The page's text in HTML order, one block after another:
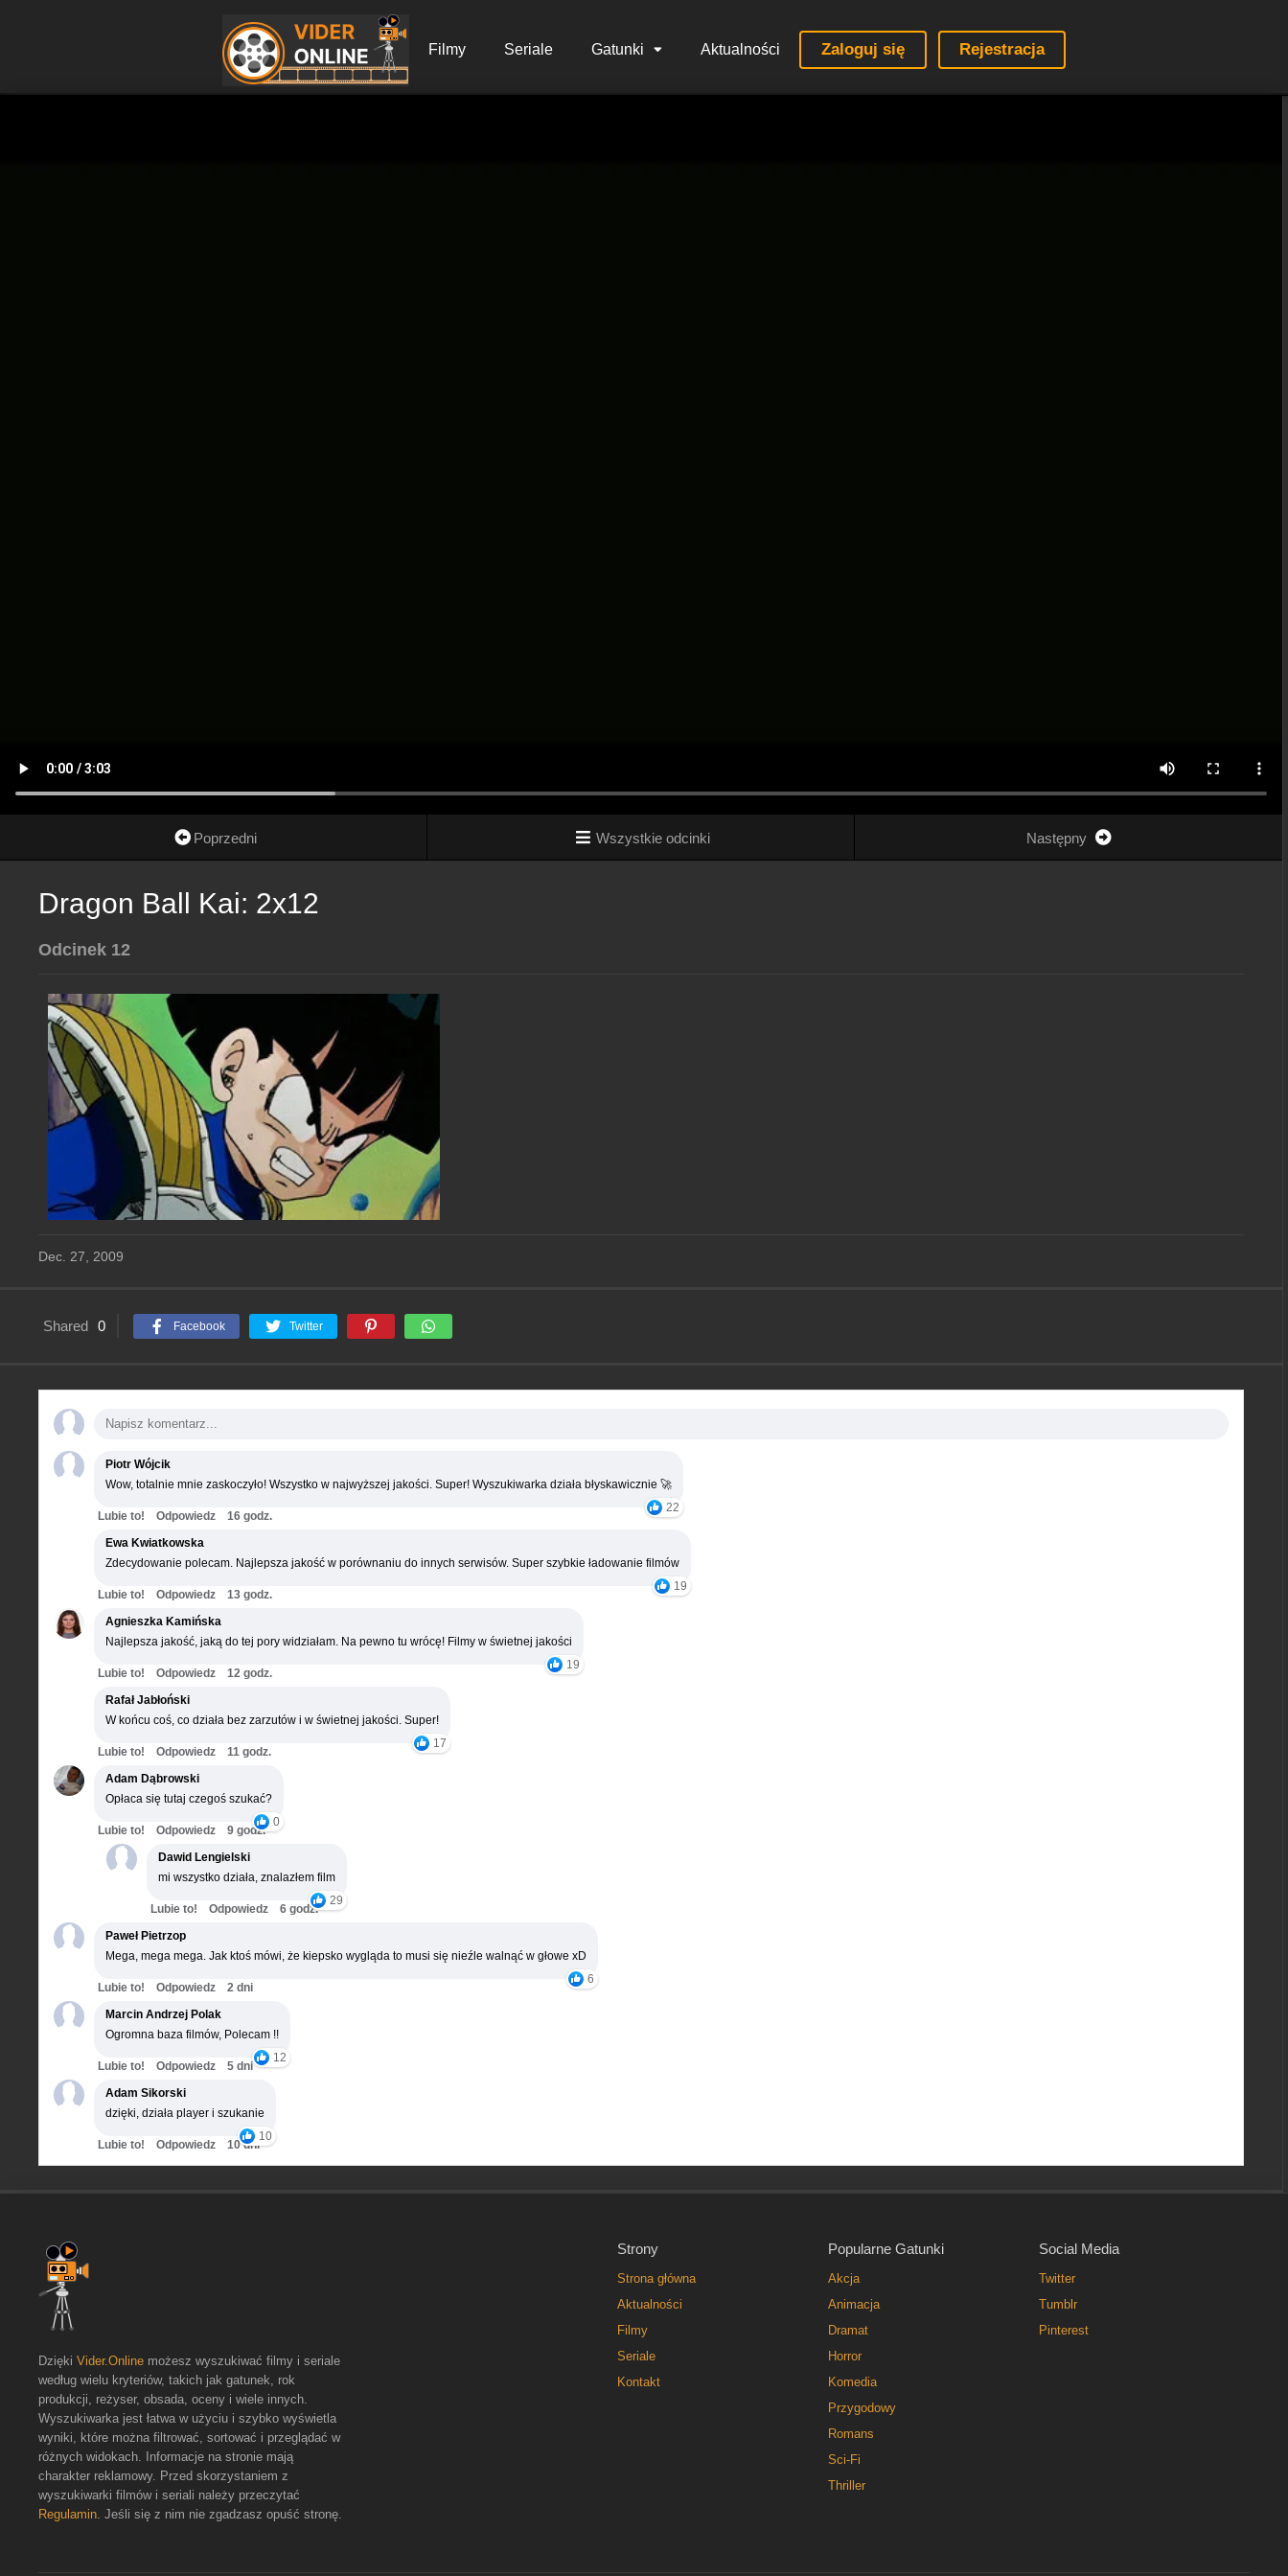
Filmy Seriale Gatunki Aktualności Zaloguj się Rejestracja
Poprzedni Wszystkie odcinki Następny
Dragon Ball Kai: 2x12
Odcinek 12
Dec. 27, 2009
Shared 0 Facebook Twitter
Piotr Wójcik
Wow, totalnie mnie zaskoczyło! Wszystko w najwyższej jakości. Super! Wyszukiwarka działa błyskawicznie 🚀
22
Lubie to! Odpowiedz
16 godz.
Ewa Kwiatkowska
Zdecydowanie polecam. Najlepsza jakość w porównaniu do innych serwisów. Super szybkie ładowanie filmów
19
Lubie to! Odpowiedz
13 godz.
Agnieszka Kamińska
Najlepsza jakość, jaką do tej pory widziałam. Na pewno tu wrócę! Filmy w świetnej jakości
19
Lubie to! Odpowiedz
12 godz.
Rafał Jabłoński
W końcu coś, co działa bez zarzutów i w świetnej jakości. Super!
17
Lubie to! Odpowiedz
11 godz.
Adam Dąbrowski
Opłaca się tutaj czegoś szukać?
0
Lubie to! Odpowiedz
9 godz.
Dawid Lengielski
mi wszystko działa, znalazłem film
29
Lubie to! Odpowiedz
6 godz.
Paweł Pietrzop
Mega, mega mega. Jak ktoś mówi, że kiepsko wygląda to musi się nieźle walnąć w głowe xD
6
Lubie to! Odpowiedz
2 dni
Marcin Andrzej Polak
Ogromna baza filmów, Polecam !!
12
Lubie to! Odpowiedz
5 dni
Adam Sikorski
dzięki, działa player i szukanie
10
Lubie to! Odpowiedz 10 dni
Strony
Strona główna
Aktualności
Filmy
Seriale
Kontakt
Popularne Gatunki
Akcja
Animacja
Dramat
Horror
Komedia
Przygodowy
Romans
Sci-Fi
Thriller
Social Media
Twitter
Tumblr
Pinterest
Dzięki Vider.Online możesz wyszukiwać filmy i seriale
według wielu kryteriów, takich jak gatunek, rok
produkcji, reżyser, obsada, oceny i wiele innych.
Wyszukiwarka jest łatwa w użyciu i szybko wyświetla
wyniki, które można filtrować, sortować i przeglądać w
różnych widokach. Informacje na stronie mają
charakter reklamowy. Przed skorzystaniem z
wyszukiwarki filmów i seriali należy przeczytać
Regulamin . Jeśli się z nim nie zgadzasz opuść stronę.